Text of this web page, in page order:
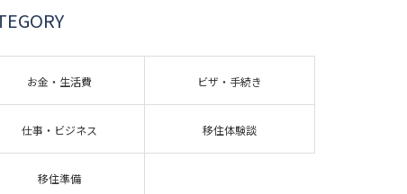
お金・生活費 ビザ・手続き
仕事・ビジネス 移住体験談
移住準備